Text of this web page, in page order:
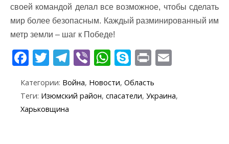
своей командой делал все возможное, чтобы сделать
мир более безопасным. Каждый разминированный им
метр земли – шаг к Победе!
F
e
b
T
itt
er
T
el
e
gr
Vi
er
W
at
S
k
y
Pr
t ai
Категории: Война, Новости, Область
Теги: Изюмский район, спасатели, Украина,
Харьковщина